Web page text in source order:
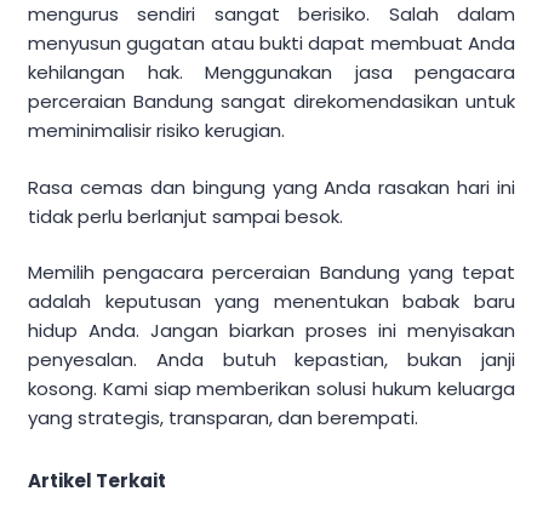
mengurus sendiri sangat berisiko. Salah dalam
menyusun gugatan atau bukti dapat membuat Anda
kehilangan hak. Menggunakan jasa pengacara
perceraian Bandung sangat direkomendasikan untuk
meminimalisir risiko kerugian.
Rasa cemas dan bingung yang Anda rasakan hari ini
tidak perlu berlanjut sampai besok.
Memilih pengacara perceraian Bandung yang tepat
adalah keputusan yang menentukan babak baru
hidup Anda. Jangan biarkan proses ini menyisakan
penyesalan. Anda butuh kepastian, bukan janji
kosong. Kami siap memberikan solusi hukum keluarga
yang strategis, transparan, dan berempati.
Artikel Terkait